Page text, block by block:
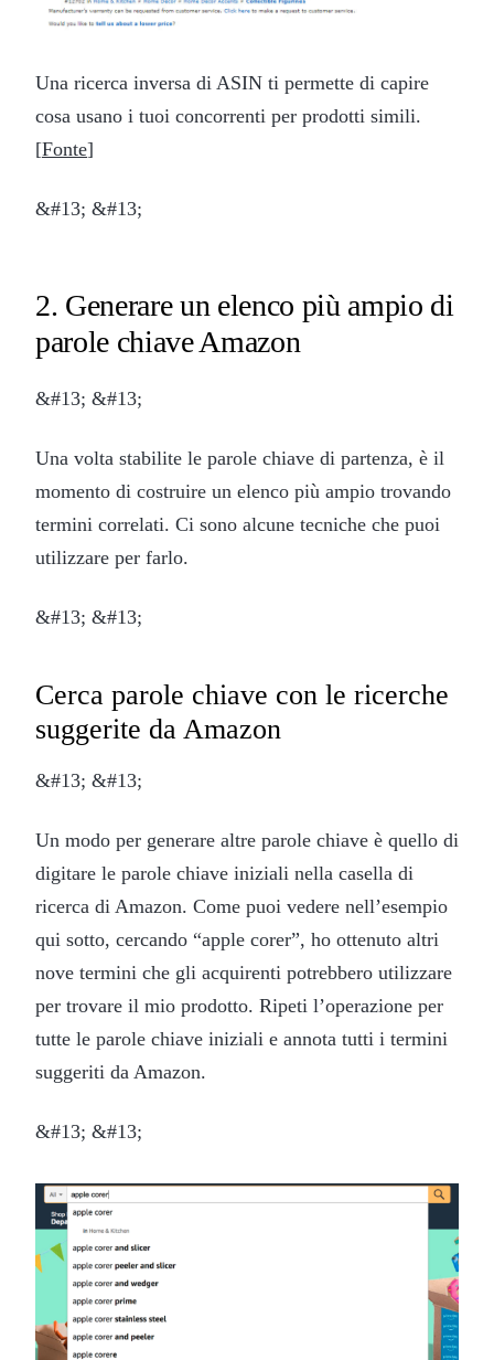
Una ricerca inversa di ASIN ti permette di capire
cosa usano i tuoi concorrenti per prodotti simili.
[Fonte]
&#13; &#13;
2. Generare un elenco più ampio di
parole chiave Amazon
&#13; &#13;
Una volta stabilite le parole chiave di partenza, è il
momento di costruire un elenco più ampio trovando
termini correlati. Ci sono alcune tecniche che puoi
utilizzare per farlo.
&#13; &#13;
Cerca parole chiave con le ricerche
suggerite da Amazon
&#13; &#13;
Un modo per generare altre parole chiave è quello di
digitare le parole chiave iniziali nella casella di
ricerca di Amazon. Come puoi vedere nell’esempio
qui sotto, cercando “apple corer”, ho ottenuto altri
nove termini che gli acquirenti potrebbero utilizzare
per trovare il mio prodotto. Ripeti l’operazione per
tutte le parole chiave iniziali e annota tutti i termini
suggeriti da Amazon.
&#13; &#13;